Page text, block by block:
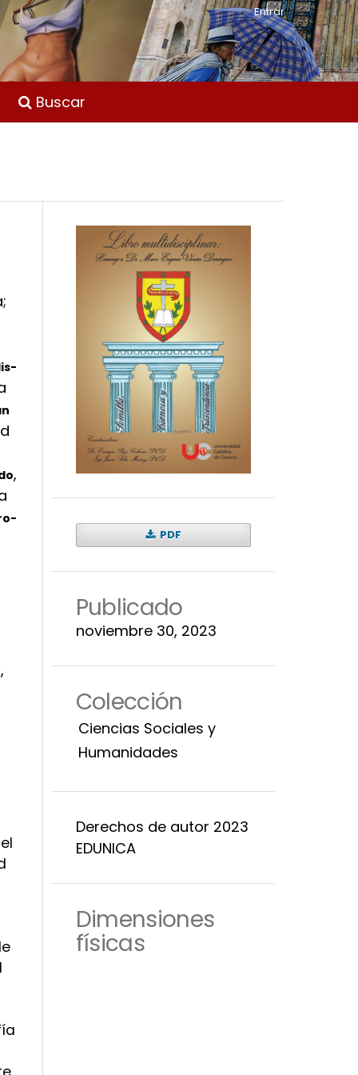
Buscar
Entrar
;
,
PDF
Publicado
noviembre 30, 2023
Colección
Ciencias Sociales y
Humanidades
Derechos de autor 2023
EDUNICA
Dimensiones
físicas